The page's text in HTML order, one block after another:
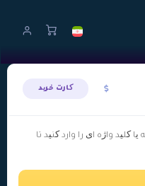
کارت خرید
کلید واژه ای را وارد کنید تا